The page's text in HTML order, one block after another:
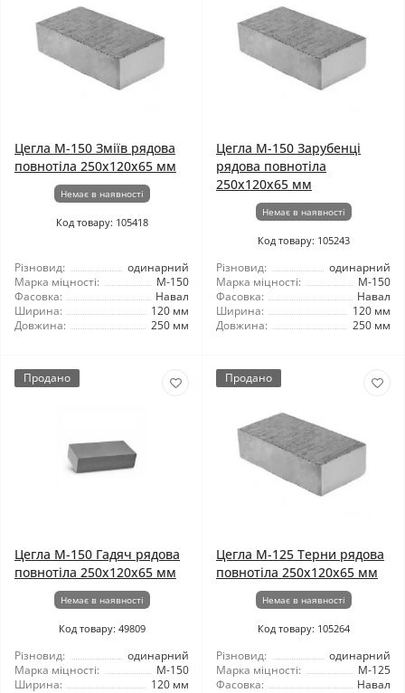
Цегла М-150 Зміїв рядова
повнотіла 250х120х65 мм
Немає в наявності
Код товару: 105418
Різновид:
одинарний
Марка міцності:
М-150
Фасовка:
Навал
Ширина:
120 мм
Довжина:
250 мм
Цегла М-150 Зарубенці
рядова повнотіла
250х120х65 мм
Немає в наявності
Код товару: 105243
Різновид:
одинарний
Марка міцності:
М-150
Фасовка:
Навал
Ширина:
120 мм
Довжина:
250 мм
Продано
Цегла М-150 Гадяч рядова
повнотіла 250х120х65 мм
Немає в наявності
Код товару: 49809
Різновид:
одинарний
Марка міцності:
М-150
Ширина:
120 мм
Продано
Цегла М-125 Терни рядова
повнотіла 250х120х65 мм
Немає в наявності
Код товару: 105264
Різновид:
одинарний
Марка міцності:
М-125
Фасовка:
Навал